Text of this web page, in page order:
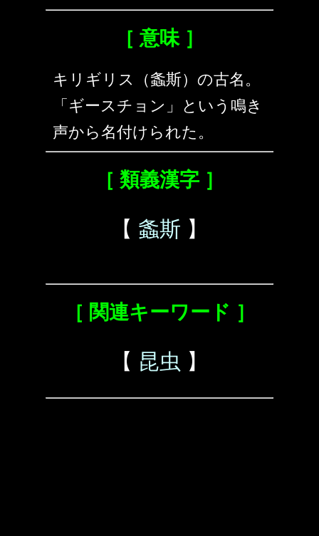
［ 意味 ］
キリギリス（螽斯）の古名。
「ギースチョン」という鳴き
声から名付けられた。
［ 類義漢字 ］
【 螽斯 】
［ 関連キーワード ］
【 昆虫 】